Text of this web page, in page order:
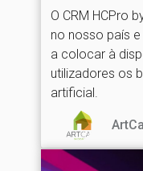
O CRM HCPro
no nosso país
a colocar à
utilizadores os
artificial.